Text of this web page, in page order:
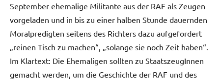
September ehemalige Militante aus der RAF als Zeugen
vorgeladen und in bis zu einer halben Stunde dauernden
Moralpredigten seitens des Richters dazu aufgefordert
„reinen Tisch zu machen“, „solange sie noch Zeit haben“.
Im Klartext: Die Ehemaligen sollten zu StaatszeugInnen
gemacht werden, um die Geschichte der RAF und des